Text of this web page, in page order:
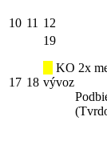
10 11 12
17 18
19
KO 2x
vývoz